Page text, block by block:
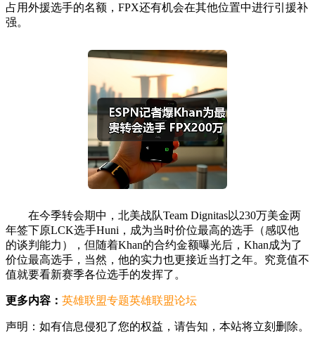
占用外援选手的名额，FPX还有机会在其他位置中进行引援补
强。
在今季转会期中，北美战队Team Dignitas以230万美金两
年签下原LCK选手Huni，成为当时价位最高的选手（感叹他
的谈判能力），但随着Khan的合约金额曝光后，Khan成为了
价位最高选手，当然，他的实力也更接近当打之年。究竟值不
值就要看新赛季各位选手的发挥了。
更多内容： 英雄联盟专题英雄联盟论坛
声明：如有信息侵犯了您的权益，请告知，本站将立刻删除。